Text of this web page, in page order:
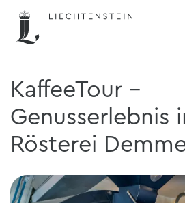
KaffeeTour -
Genusserlebnis
Rösterei